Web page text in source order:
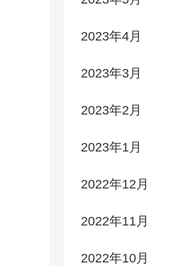
2023年4月
2023年3月
2023年2月
2023年1月
2022年12月
2022年11月
2022年10月